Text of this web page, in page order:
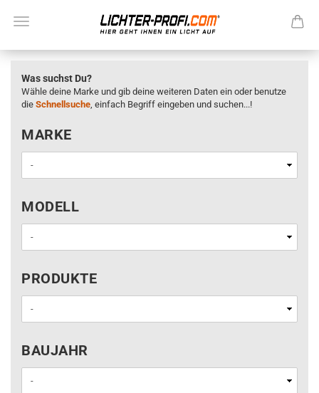
Was suchst Du?
Wähle deine Marke und gib deine weiteren Daten ein oder benutze
die Schnellsuche, einfach Begriff eingeben und suchen...!
MARKE
MARKE
MODELL
MODELL
PRODUKTE
PRODUKTE
BAUJAHR
BAUJAHR